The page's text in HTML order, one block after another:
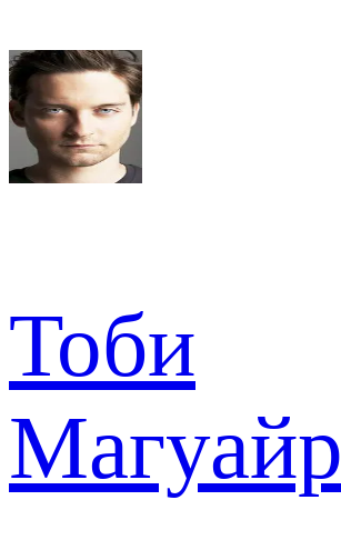
Тоби
Магуайр